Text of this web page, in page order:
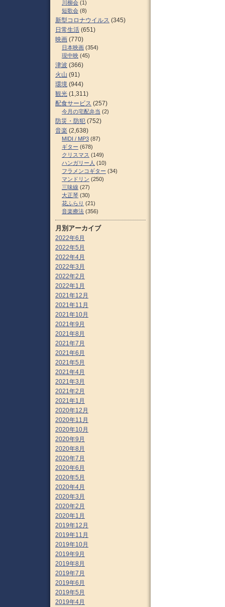
川柳会 (1)
短歌会 (8)
新型コロナウイルス (345)
日常生活 (651)
映画 (770)
日本映画 (354)
現中映 (45)
津波 (366)
火山 (91)
環境 (944)
観光 (1,311)
配食サービス (257)
今月の宅配弁当 (2)
防災・防犯 (752)
音楽 (2,638)
MIDI / MP3 (87)
ギター (678)
クリスマス (149)
ハンガリー人 (10)
フラメンコギター (34)
マンドリン (250)
三味線 (27)
大正琴 (30)
花ふらり (21)
音楽療法 (356)
月別アーカイブ
2022年6月
2022年5月
2022年4月
2022年3月
2022年2月
2022年1月
2021年12月
2021年11月
2021年10月
2021年9月
2021年8月
2021年7月
2021年6月
2021年5月
2021年4月
2021年3月
2021年2月
2021年1月
2020年12月
2020年11月
2020年10月
2020年9月
2020年8月
2020年7月
2020年6月
2020年5月
2020年4月
2020年3月
2020年2月
2020年1月
2019年12月
2019年11月
2019年10月
2019年9月
2019年8月
2019年7月
2019年6月
2019年5月
2019年4月